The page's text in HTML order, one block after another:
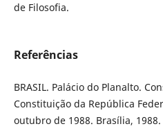
de Filosofia.
Referências
BRASIL. Palácio do Planalto.
Constituição da República
outubro de 1988. Brasília, 1988.